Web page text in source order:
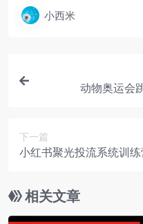
小西米
动物奥运会
下一篇
小红书聚光投流系统训
相关文章